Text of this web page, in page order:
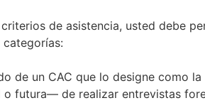
de asistencia, usted debe
categorías:
de un CAC que lo designe como la
futura— de realizar entrevistas